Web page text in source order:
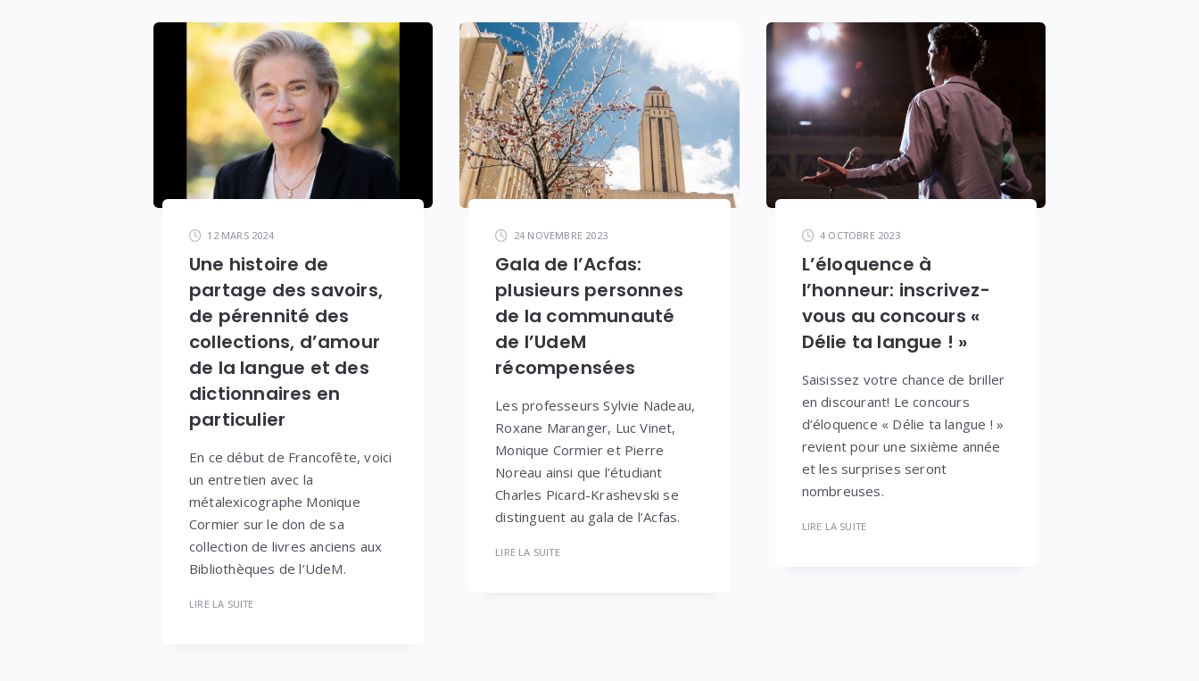
12 MARS 2024
Une histoire de
partage des savoirs,
de pérennité des
collections, d’amour
de la langue et des
dictionnaires en
particulier
En ce début de Francofête, voici
un entretien avec la
métalexicographe Monique
Cormier sur le don de sa
collection de livres anciens aux
Bibliothèques de l’UdeM.
LIRE LA SUITE
24 NOVEMBRE 2023
Gala de l’Acfas:
plusieurs personnes
de la communauté
de l’UdeM
récompensées
Les professeurs Sylvie Nadeau,
Roxane Maranger, Luc Vinet,
Monique Cormier et Pierre
Noreau ainsi que l’étudiant
Charles Picard-Krashevski se
distinguent au gala de l’Acfas.
LIRE LA SUITE
4 OCTOBRE 2023
L’éloquence à
l’honneur: inscrivez-
vous au concours «
Délie ta langue ! »
Saisissez votre chance de briller
en discourant! Le concours
d’éloquence « Délie ta langue ! »
revient pour une sixième année
et les surprises seront
nombreuses.
LIRE LA SUITE